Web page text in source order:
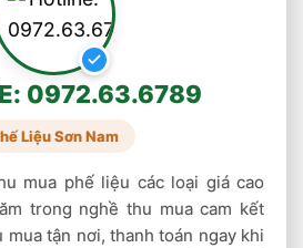
Inox,Thu Mua Phế Liệu
Phế Liệu Nhôm
Mua Phế Liệu Nhựa
0972.63.6789
Liệu Sơn Nam
mua phế liệu các loại giá cao
trong nghề thu mua cam kết
mua tận nơi, thanh toán ngay khi